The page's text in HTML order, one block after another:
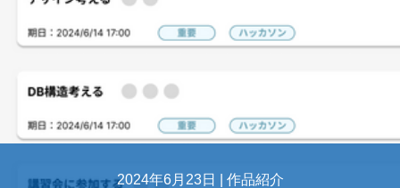
2024年6月23日 | 作品紹介